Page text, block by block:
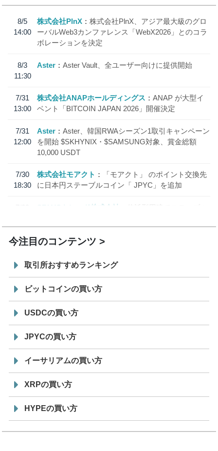
8/5
14:00
株式会社PlnX
株式会社PlnX、アジア最大級のグロ
ーバルWeb3カンファレンス「WebX2026」とのコラ
ボレーションを決定
8/3
11:30
Aster Aster Vault、全ユーザー向けに提供開始
7/31
13:00
株式会社ANAPホールディングス
ANAP が大型イ
ベント「BITCOIN JAPAN 2026」開催決定
7/31
12:00
Aster
Aster、韓国RWAシーズン1取引キャンペーン
を開始 $SKHYNIX・$SAMSUNG対象、賞金総額
10,000 USDT
7/30
18:30
株式会社モアクト
「モアクト」 のポイント交換先
に日本円ステーブルコイン「 JPYC」を追加
7/29
SBI VCトレード株式会社
信託型円建てステーブル
今注目のコンテンツ
取引所おすすめランキング
ビットコインの買い方
USDCの買い方
JPYCの買い方
イーサリアムの買い方
XRPの買い方
HYPEの買い方